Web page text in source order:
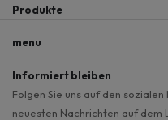
Produkte
menu
Informiert bleiben
Folgen Sie uns auf den
neuesten Nachrichten auf dem